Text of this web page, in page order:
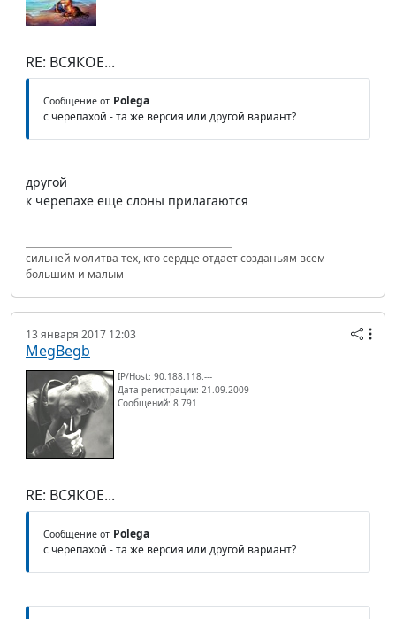
RE: ВСЯКОЕ...
Сообщение от Polega
с черепахой - та же версия или другой вариант?
другой
к черепахе еще слоны прилагаются
сильней молитва тех, кто сердце отдает созданьям всем -
большим и малым
13 января 2017 12:03
MegBegb
IP/Host: 90.188.118.---
Дата регистрации: 21.09.2009
Сообщений: 8 791
RE: ВСЯКОЕ...
Сообщение от Polega
с черепахой - та же версия или другой вариант?